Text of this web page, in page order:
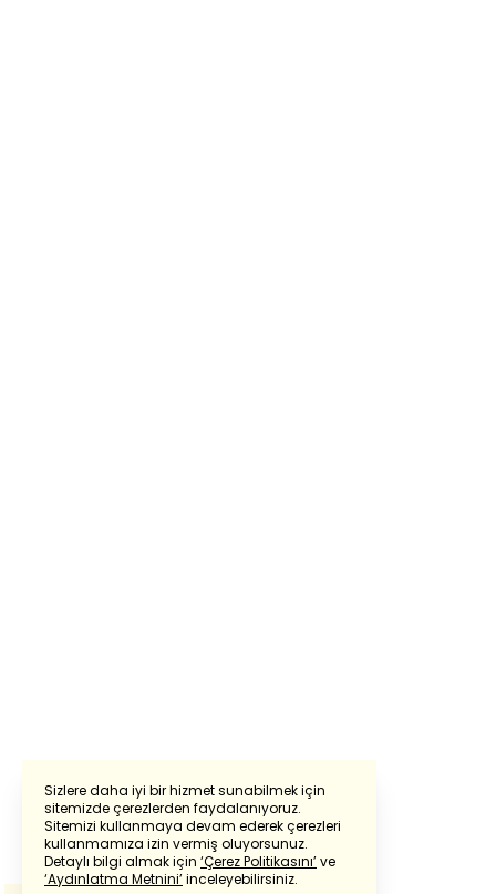
Sizlere daha iyi bir hizmet sunabilmek için
sitemizde çerezlerden faydalanıyoruz.
Sitemizi kullanmaya devam ederek çerezleri
kullanmamıza izin vermiş oluyorsunuz.
Detaylı bilgi almak için ‘Çerez Politikasını’ve
‘Aydınlatma Metnini’inceleyebilirsiniz.
Powered by Translate